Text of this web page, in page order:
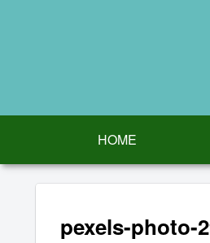
HOME
pexels-photo-